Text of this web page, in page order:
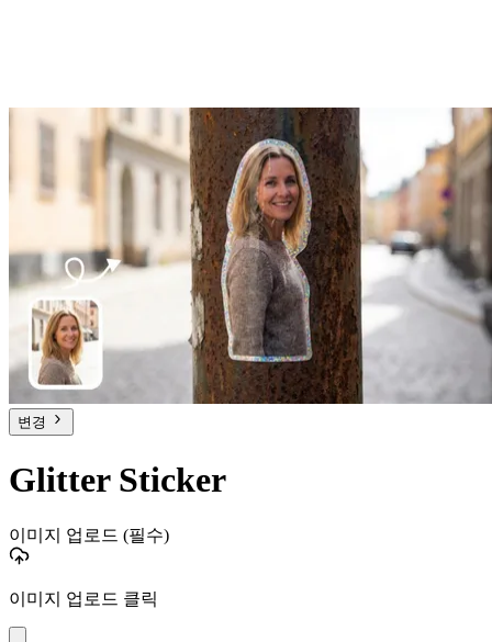
변경
Glitter Sticker
이미지 업로드 (필수)
이미지 업로드 클릭